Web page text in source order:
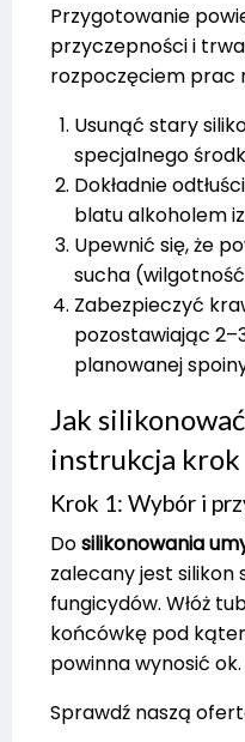
Przygotowanie
przyczepności i
rozpoczęciem prac
Usunąć stary
specjalnego
Dokładnie
blatu alkoholem
Upewnić się, że
sucha
Zabezpieczyć
pozostawiając
planowanej
Jak
instrukcja
Krok 1: Wybór i
Dosilikonowania
zalecany jest
fungicydów. Włóż
końcówkę pod
powinna wynosić
Sprawdź naszą